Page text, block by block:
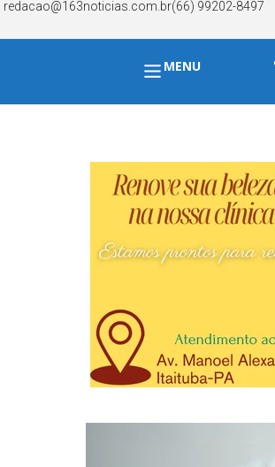
redacao@163noticias.com.br(66) 99202-8497
MENU